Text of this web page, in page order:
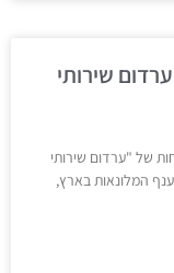
שירותי
"ערדום שירותי
בארץ,